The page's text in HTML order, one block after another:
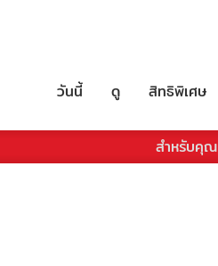
วันนี้ ดู สิทธิพิเศษ
สำหรับคุณ